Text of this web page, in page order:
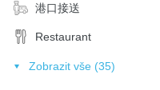
港口接送
Restaurant
Zobrazit vše (35)